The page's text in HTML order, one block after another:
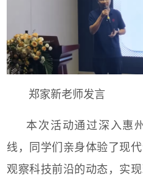
郑家新老师发言
本次活动通过深入惠
线，同学们亲身体验了现
观察科技前沿的动态，实